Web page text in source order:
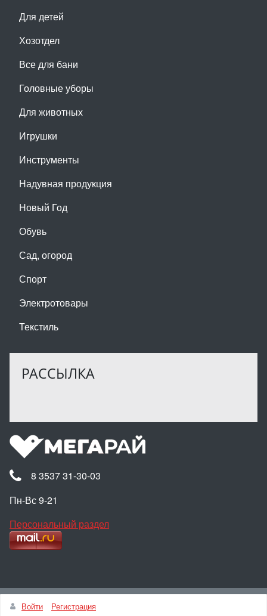
Для детей
Хозотдел
Все для бани
Головные уборы
Для животных
Игрушки
Инструменты
Надувная продукция
Новый Год
Обувь
Сад, огород
Спорт
Электротовары
Текстиль
РАССЫЛКА
8 3537 31-30-03
Пн-Вс 9-21
Персональный раздел
Войти
Регистрация